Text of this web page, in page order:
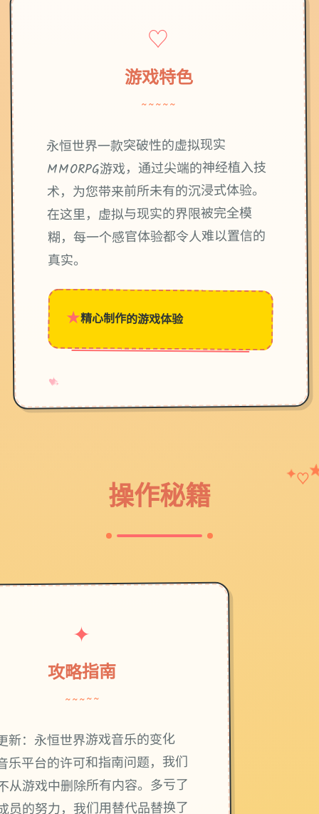
♡
游戏特色
~~~~~
永恒世界一款突破性的虚拟现实
MMORPG游戏，通过尖端的神经植入技
术，为您带来前所未有的沉浸式体验。
在这里，虚拟与现实的界限被完全模
糊，每一个感官体验都令人难以置信的
真实。
★精心制作的游戏体验
♥
✧
→
操作秘籍
✦♡
✦
攻略指南
~~~~~
新：永恒世界游戏音乐的变化
乐平台的许可和指南问题，我们
从游戏中删除所有内容。多亏了